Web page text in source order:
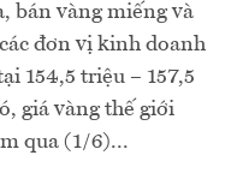
bán vàng miếng và
đơn vị kinh doanh
154,5 triệu – 157,5
giá vàng thế giới
qua (1/6)...